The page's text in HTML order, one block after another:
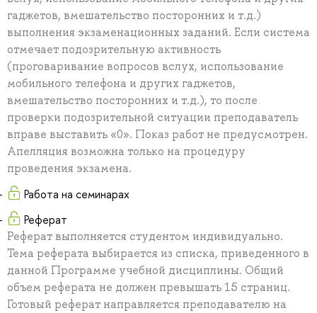
гаджетов, вмешательство посторонних и т.д.)
выполнения экзаменационных заданий. Если система
отмечает подозрительную активность
(проговаривание вопросов вслух, использование
мобильного телефона и других гаджетов,
вмешательство посторонних и т.д.), то после
проверки подозрительной ситуации преподаватель
вправе выставить «0». Показ работ не предусмотрен.
Апелляция возможна только на процедуру
проведения экзамена.
Работа на семинарах
Реферат
Реферат выполняется студентом индивидуально.
Тема реферата выбирается из списка, приведенного в
данной Программе учебной дисциплины. Общий
объем реферата не должен превышать 15 страниц.
Готовый реферат направляется преподавателю на